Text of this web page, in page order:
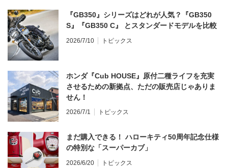
『GB350』シリーズはどれが人気？『GB350
S』『GB350 C』 とスタンダードモデルを比較
2026/7/10 トピックス
ホンダ『Cub HOUSE』原付二種ライフを充実
させるための新拠点、ただの販売店じゃありま
せん！
2026/7/1 トピックス
まだ購入できる！ ハローキティ50周年記念仕様
の特別な「スーパーカブ」
2026/6/20 トピックス